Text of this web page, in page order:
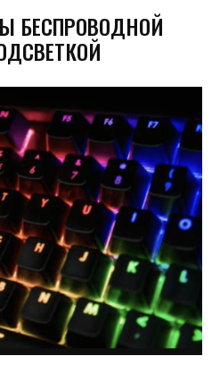
БЕСПРОВОДНОЙ